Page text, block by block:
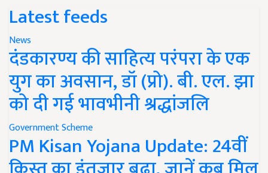
Latest feeds
News
दंडकारण्य की साहित्य परंपरा के एक
युग का अवसान, डॉ (प्रो). बी. एल. झा
को दी गई भावभीनी श्रद्धांजलि
Government Scheme
PM Kisan Yojana Update: 24वीं